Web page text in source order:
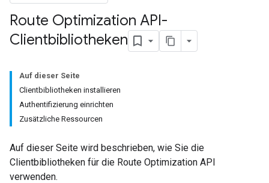
Route Optimization API-
Clientbibliotheken
Auf dieser Seite
Clientbibliotheken installieren
Authentifizierung einrichten
Zusätzliche Ressourcen
Auf dieser Seite wird beschrieben, wie Sie die
Clientbibliotheken für die Route Optimization API
verwenden.